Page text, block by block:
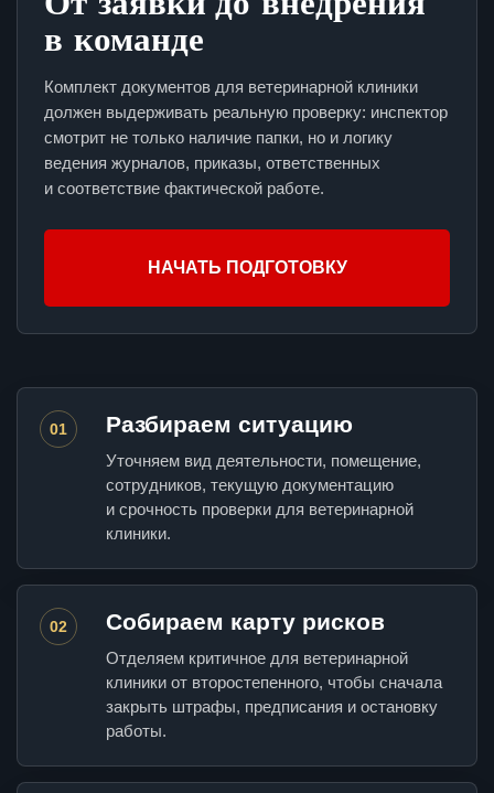
в команде
Комплект документов для ветеринарной клиники
должен выдерживать реальную проверку: инспектор
смотрит не только наличие папки, но и логику
ведения журналов, приказы, ответственных
и соответствие фактической работе.
НАЧАТЬ ПОДГОТОВКУ
01 Разбираем ситуацию
Уточняем вид деятельности, помещение,
сотрудников, текущую документацию
и срочность проверки для ветеринарной
клиники.
02 Собираем карту рисков
Отделяем критичное для ветеринарной
клиники от второстепенного, чтобы сначала
закрыть штрафы, предписания и остановку
работы.